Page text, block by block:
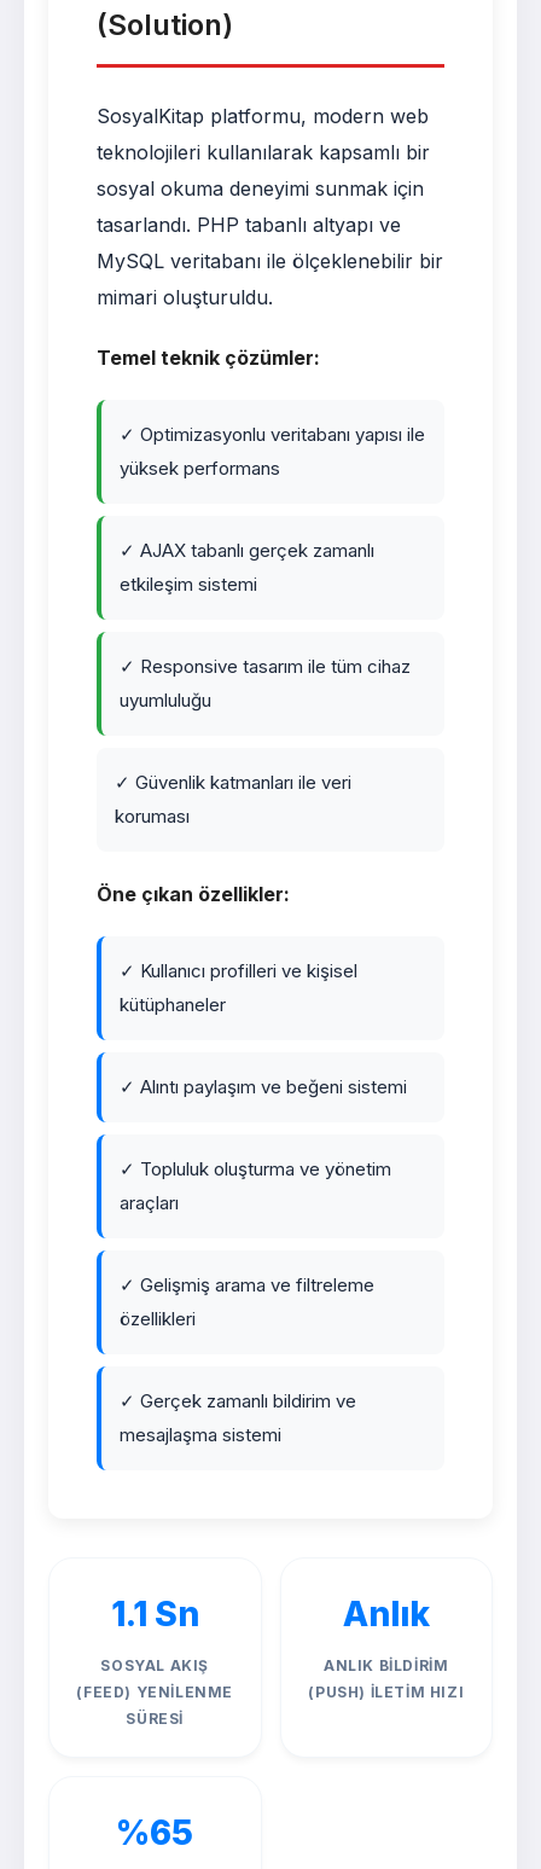
(Solution)
SosyalKitap platformu, modern web
teknolojileri kullanılarak kapsamlı bir
sosyal okuma deneyimi sunmak için
tasarlandı. PHP tabanlı altyapı ve
MySQL veritabanı ile ölçeklenebilir bir
mimari oluşturuldu.
Temel teknik çözümler:
✓ Optimizasyonlu veritabanı yapısı ile
yüksek performans
✓ AJAX tabanlı gerçek zamanlı
etkileşim sistemi
✓ Responsive tasarım ile tüm cihaz
uyumluluğu
✓ Güvenlik katmanları ile veri
koruması
Öne çıkan özellikler:
✓ Kullanıcı profilleri ve kişisel
kütüphaneler
✓ Alıntı paylaşım ve beğeni sistemi
✓ Topluluk oluşturma ve yönetim
araçları
✓ Gelişmiş arama ve filtreleme
özellikleri
✓ Gerçek zamanlı bildirim ve
mesajlaşma sistemi
1.1 Sn
SOSYAL AKIŞ
(FEED) YENILENME
SÜRESI
Anlık
ANLIK BILDIRIM
(PUSH) İLETIM HIZI
%65